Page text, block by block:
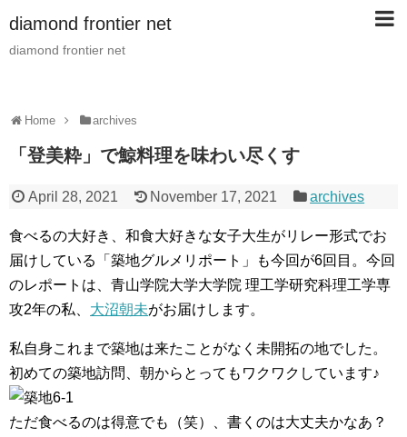
diamond frontier net
diamond frontier net
Home archives
「登美粋」で鯨料理を味わい尽くす
April 28, 2021 November 17, 2021 archives
食べるの大好き、和食大好きな女子大生がリレー形式でお
届けしている「築地グルメリポート」も今回が6回目。今回
のレポートは、青山学院大学大学院 理工学研究科理工学専
攻2年の私、 大沼朝未がお届けします。
私自身これまで築地は来たことがなく未開拓の地でした。
初めての築地訪問、朝からとってもワクワクしています♪
ただ食べるのは得意でも（笑）、書くのは大丈夫かなあ？